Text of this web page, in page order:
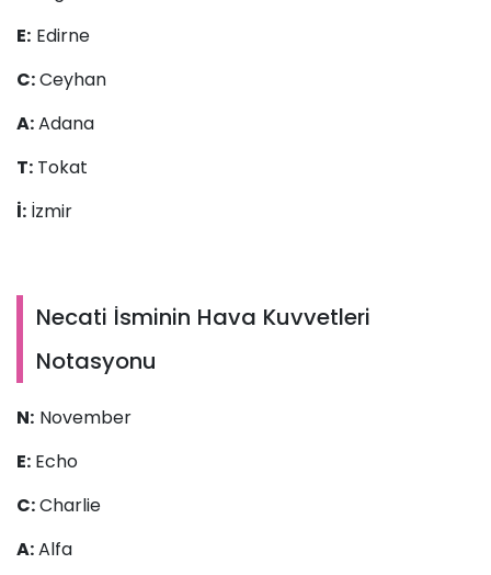
E: Edirne
C:Ceyhan
A:Adana
T: Tokat
İ: İzmir
Necati İsminin Hava Kuvvetleri
Notasyonu
N: November
E: Echo
C:Charlie
A:Alfa